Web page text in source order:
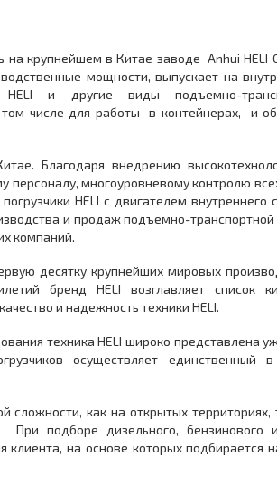
на крупнейшем в Китае заводе Anhui HELI
мощности, выпускает на
и другие виды подъемно-
числе для работы в контейнерах, и
Благодаря внедрению
персоналу, многоуровневому контролю
HELI с двигателем внутреннего
и продаж подъемно-транспортной
компаний.
десятку крупнейших мировых
бренд HELI возглавляет список
и надежность техники HELI.
техника HELI широко представлена
осуществляет единственный в
сложности, как на открытых территориях,
При подборе дизельного, бензинового
клиента, на основе которых подбирается